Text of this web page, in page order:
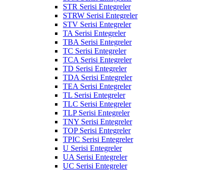
STR Serisi Entegreler
STRW Serisi Entegreler
STV Serisi Entegreler
TA Serisi Entegreler
TBA Serisi Entegreler
TC Serisi Entegreler
TCA Serisi Entegreler
TD Serisi Entegreler
TDA Serisi Entegreler
TEA Serisi Entegreler
TL Serisi Entegreler
TLC Serisi Entegreler
TLP Serisi Entegreler
TNY Serisi Entegreler
TOP Serisi Entegreler
TPIC Serisi Entegreler
U Serisi Entegreler
UA Serisi Entegreler
UC Serisi Entegreler